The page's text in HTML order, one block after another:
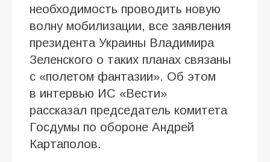
необходимость проводить новую
волну мобилизации, все заявления
президента Украины Владимира
Зеленского о таких планах связаны
с «полетом фантазии». Об этом
в интервью ИC «Вести»
рассказал председатель комитета
Госдумы по обороне Андрей
Картаполов.